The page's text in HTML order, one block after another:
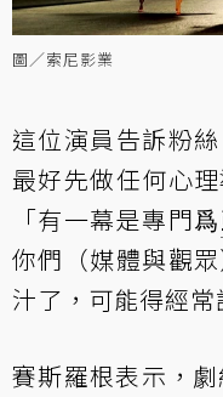
圖／索尼影業
這位演員告訴粉
最好先做任何心
「有一幕是專門爲
你們（媒體與觀
汁了，可能得經常
賽斯羅根表示，